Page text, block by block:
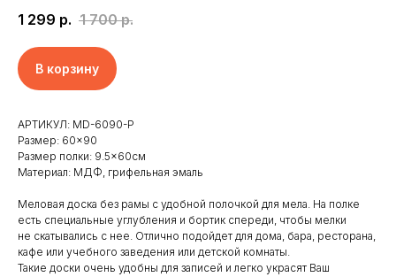
1 299 р. 1 700 р.
В корзину
АРТИКУЛ: MD-6090-P
Размер: 60×90
Размер полки: 9.5×60см
Материал: МДФ, грифельная эмаль
Меловая доска без рамы с удобной полочкой для мела. На полке
есть специальные углубления и бортик спереди, чтобы мелки
не скатывались с нее. Отлично подойдет для дома, бара, ресторана,
кафе или учебного заведения или детской комнаты.
Такие доски очень удобны для записей и легко украсят Ваш
Новости
Отзывы
Доставка и оплата
Главная